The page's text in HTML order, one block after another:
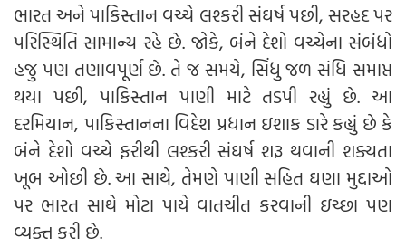
ભારત અને પાકિસ્તાન વચ્ચે લશ્કરી સંઘર્ષ પછી, સરહદ પર
પરિસ્થિતિ સામાન્ય રહે છે. જોકે, બંને દેશો વચ્ચેના સંબંધો
હજુ પણ તણાવપૂર્ણ છે. તે જ સમયે, સિંધુ જળ સંધિ સમાપ્ત
થયા પછી, પાકિસ્તાન પાણી માટે તડપી રહ્યું છે. આ
દરમિયાન, પાકિસ્તાનના વિદેશ પ્રધાન ઇશાક ડારે કહ્યું છે કે
બંને દેશો વચ્ચે ફરીથી લશ્કરી સંઘર્ષ શરૂ થવાની શક્યતા
ખૂબ ઓછી છે. આ સાથે, તેમણે પાણી સહિત ઘણા મુદ્દાઓ
પર ભારત સાથે મોટા પાયે વાતચીત કરવાની ઇચ્છા પણ
વ્યક્ત કરી છે.